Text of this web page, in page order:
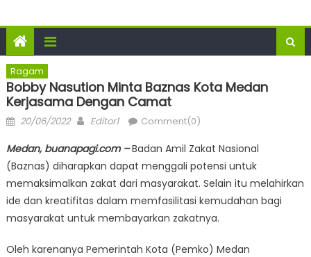
Ragam
Bobby Nasution Minta Baznas Kota Medan
Kerjasama Dengan Camat
Posted
20/06/2022 Author
Editor1 Comment(0)
Medan, buanapagi.com –Badan Amil Zakat Nasional
(Baznas) diharapkan dapat menggali potensi untuk
memaksimalkan zakat dari masyarakat. Selain itu melahirkan
ide dan kreatifitas dalam memfasilitasi kemudahan bagi
masyarakat untuk membayarkan zakatnya.
Oleh karenanya Pemerintah Kota (Pemko) Medan